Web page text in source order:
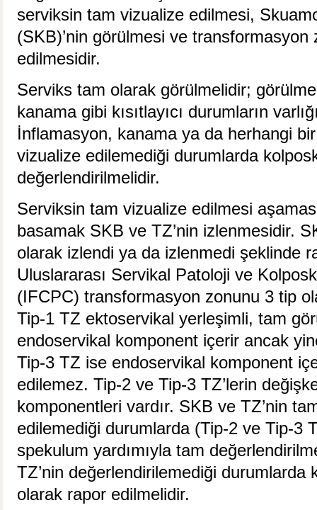
serviksin tam vizualize edilmesi,
(SKB)’nin görülmesi ve transformasyon
edilmesidir.
Serviks tam olarak görülmelidir;
kanama gibi kısıtlayıcı durumların
İnflamasyon, kanama ya da herhangi
vizualize edilemediği durumlarda
değerlendirilmelidir.
Serviksin tam vizualize edilmesi
basamak SKB ve TZ’nin izlenmesidir.
olarak izlendi ya da izlenmedi şeklinde
Uluslararası Servikal Patoloji ve
(IFCPC) transformasyon zonunu 3 tip
Tip-1 TZ ektoservikal yerleşimli, tam
endoservikal komponent içerir ancak
Tip-3 TZ ise endoservikal komponent
edilemez. Tip-2 ve Tip-3 TZ’lerin
komponentleri vardır. SKB ve TZ’nin
edilemediği durumlarda (Tip-2 ve Tip-3
spekulum yardımıyla tam
TZ’nin değerlendirilemediği durumlarda
olarak rapor edilmelidir.